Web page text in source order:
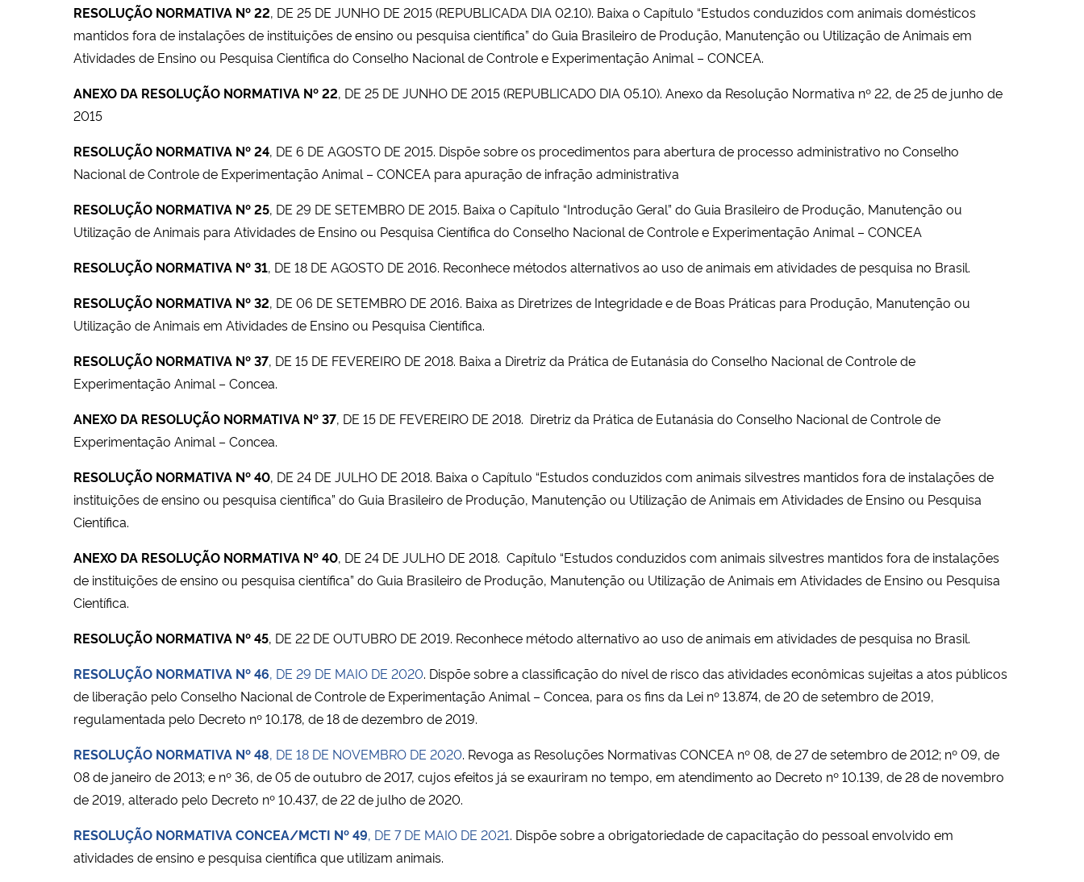
RESOLUÇÃO NORMATIVA Nº 22, DE 25 DE JUNHO DE 2015 (REPUBLICADA DIA 02.10). Baixa o Capítulo “Estudos conduzidos com animais domésticos
mantidos fora de instalações de instituições de ensino ou pesquisa científica” do Guia Brasileiro de Produção, Manutenção ou Utilização de Animais em
Atividades de Ensino ou Pesquisa Científica do Conselho Nacional de Controle e Experimentação Animal – CONCEA.
ANEXO DA RESOLUÇÃO NORMATIVA Nº 22, DE 25 DE JUNHO DE 2015 (REPUBLICADO DIA 05.10). Anexo da Resolução Normativa nº 22, de 25 de junho de
2015
RESOLUÇÃO NORMATIVA Nº 24, DE 6 DE AGOSTO DE 2015. Dispõe sobre os procedimentos para abertura de processo administrativo no Conselho
Nacional de Controle de Experimentação Animal – CONCEA para apuração de infração administrativa
RESOLUÇÃO NORMATIVA Nº 25, DE 29 DE SETEMBRO DE 2015. Baixa o Capítulo “Introdução Geral” do Guia Brasileiro de Produção, Manutenção ou
Utilização de Animais para Atividades de Ensino ou Pesquisa Científica do Conselho Nacional de Controle e Experimentação Animal – CONCEA
RESOLUÇÃO NORMATIVA Nº 31, DE 18 DE AGOSTO DE 2016. Reconhece métodos alternativos ao uso de animais em atividades de pesquisa no Brasil.
RESOLUÇÃO NORMATIVA Nº 32, DE 06 DE SETEMBRO DE 2016. Baixa as Diretrizes de Integridade e de Boas Práticas para Produção, Manutenção ou
Utilização de Animais em Atividades de Ensino ou Pesquisa Científica.
RESOLUÇÃO NORMATIVA Nº 37, DE 15 DE FEVEREIRO DE 2018. Baixa a Diretriz da Prática de Eutanásia do Conselho Nacional de Controle de
Experimentação Animal – Concea.
ANEXO DA RESOLUÇÃO NORMATIVA Nº 37, DE 15 DE FEVEREIRO DE 2018. Diretriz da Prática de Eutanásia do Conselho Nacional de Controle de
Experimentação Animal – Concea.
RESOLUÇÃO NORMATIVA Nº 40, DE 24 DE JULHO DE 2018. Baixa o Capítulo “Estudos conduzidos com animais silvestres mantidos fora de instalações de
instituições de ensino ou pesquisa científica” do Guia Brasileiro de Produção, Manutenção ou Utilização de Animais em Atividades de Ensino ou Pesquisa
Científica.
ANEXO DA RESOLUÇÃO NORMATIVA Nº 40, DE 24 DE JULHO DE 2018. Capítulo “Estudos conduzidos com animais silvestres mantidos fora de instalações
de instituições de ensino ou pesquisa científica” do Guia Brasileiro de Produção, Manutenção ou Utilização de Animais em Atividades de Ensino ou Pesquisa
Científica.
RESOLUÇÃO NORMATIVA Nº 45, DE 22 DE OUTUBRO DE 2019. Reconhece método alternativo ao uso de animais em atividades de pesquisa no Brasil.
RESOLUÇÃO NORMATIVA Nº 46, DE 29 DE MAIO DE 2020. Dispõe sobre a classificação do nível de risco das atividades econômicas sujeitas a atos públicos
de liberação pelo Conselho Nacional de Controle de Experimentação Animal – Concea, para os fins da Lei nº 13.874, de 20 de setembro de 2019,
regulamentada pelo Decreto nº 10.178, de 18 de dezembro de 2019.
RESOLUÇÃO NORMATIVA Nº 48, DE 18 DE NOVEMBRO DE 2020. Revoga as Resoluções Normativas CONCEA nº 08, de 27 de setembro de 2012; nº 09, de
08 de janeiro de 2013; e nº 36, de 05 de outubro de 2017, cujos efeitos já se exauriram no tempo, em atendimento ao Decreto nº 10.139, de 28 de novembro
de 2019, alterado pelo Decreto nº 10.437, de 22 de julho de 2020.
RESOLUÇÃO NORMATIVA CONCEA/MCTI Nº 49, DE 7 DE MAIO DE 2021. Dispõe sobre a obrigatoriedade de capacitação do pessoal envolvido em
atividades de ensino e pesquisa científica que utilizam animais.